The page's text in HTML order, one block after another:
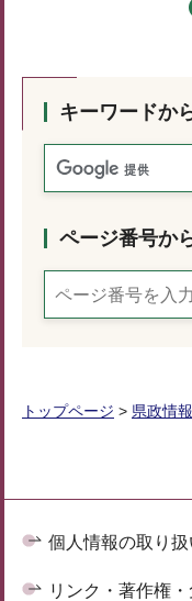
キーワードか
ページ番号か
トップページ > 県政情報
個人情報の取り
リンク・著作権